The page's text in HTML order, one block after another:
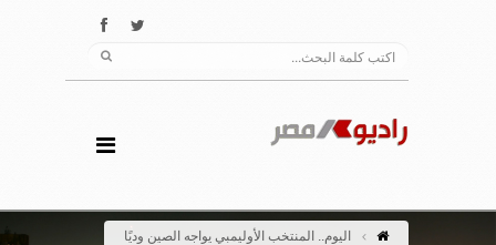
اليوم.. المنتخب الأوليمبي يواجه الصين وديًا